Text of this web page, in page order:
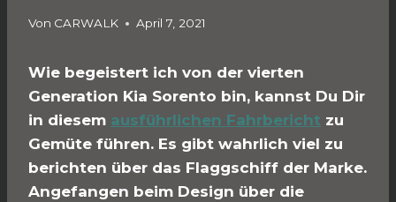
Von CARWALK April 7, 2021
Wie begeistert ich von der vierten
Generation Kia Sorento bin, kannst Du Dir
in diesem ausführlichen Fahrbericht zu
Gemüte führen. Es gibt wahrlich viel zu
berichten über das Flaggschiff der Marke.
Angefangen beim Design über die